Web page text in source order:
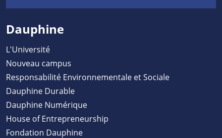
Dauphine
L'Université
Nouveau campus
Responsabilité Environnementale et Sociale
Dauphine Durable
Dauphine Numérique
House of Entrepreneurship
Fondation Dauphine